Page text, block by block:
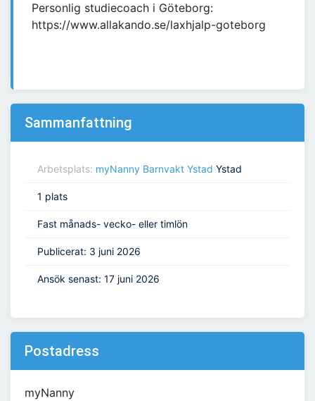
Personlig studiecoach i Göteborg:
https://www.allakando.se/laxhjalp-goteborg
Sammanfattning
Arbetsplats: myNanny Barnvakt Ystad Ystad
1 plats
Fast månads- vecko- eller timlön
Publicerat: 3 juni 2026
Ansök senast: 17 juni 2026
Postadress
myNanny